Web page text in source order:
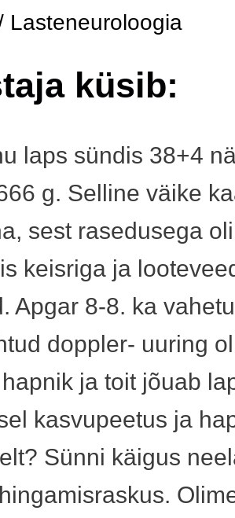
Lasteneuroloogia
küsib:
laps sündis 38+4
g. Selline väike
sest rasedusega
keisriga ja
Apgar 8-8. ka
doppler- uuring
ja toit jõuab
kasvupeetus ja
Sünni käigus